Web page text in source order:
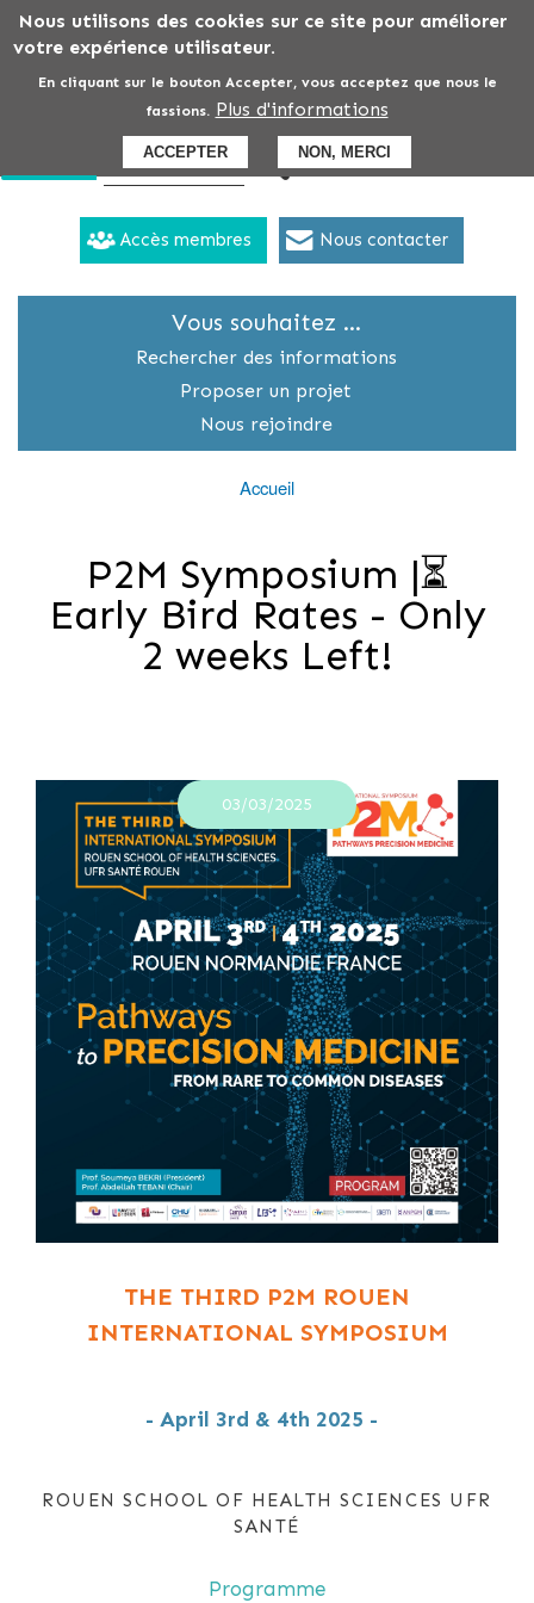
Nous utilisons des cookies sur ce site pour améliorer
votre expérience utilisateur.
En cliquant sur le bouton Accepter, vous acceptez que nous le
fassions. Plus d'informations
ACCEPTER NON, MERCI
Aller
au
contenu
principal
Accès membres Nous contacter
Vous souhaitez ...
Rechercher des informations
Proposer un projet
Nous rejoindre
Accueil
P2M Symposium |⏳
Early Bird Rates - Only
2 weeks Left!
03/03/2025
THE THIRD P2M ROUEN
INTERNATIONAL SYMPOSIUM
- April 3rd & 4th 2025 -
ROUEN SCHOOL OF HEALTH SCIENCES UFR
SANTÉ
Programme